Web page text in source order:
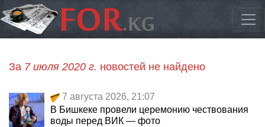
За 7 июля 2020 г. новостей не найдено
7 августа 2026, 21:07
В Бишкеке провели церемонию чествования
воды перед ВИК — фото